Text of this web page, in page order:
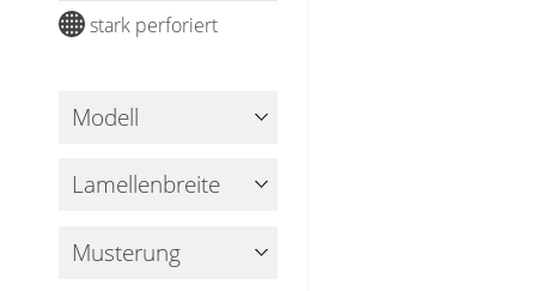
Outdoor-Plissees
Gardinenschals
Ösenschals
Kissen
Tischdecke
Gardinenstange
stark perforiert
Modell
Lamellenbreite
Musterung